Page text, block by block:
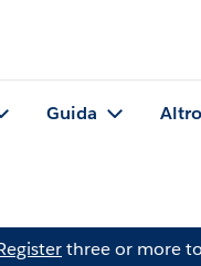
Guida Altro
three or more